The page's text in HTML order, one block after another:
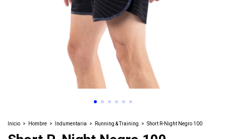
Inicio > Hombre > Indumentaria > Running & Training > Short R-Night Negro 100